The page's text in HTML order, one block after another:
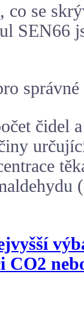
se
SEN66
čidel
CO2